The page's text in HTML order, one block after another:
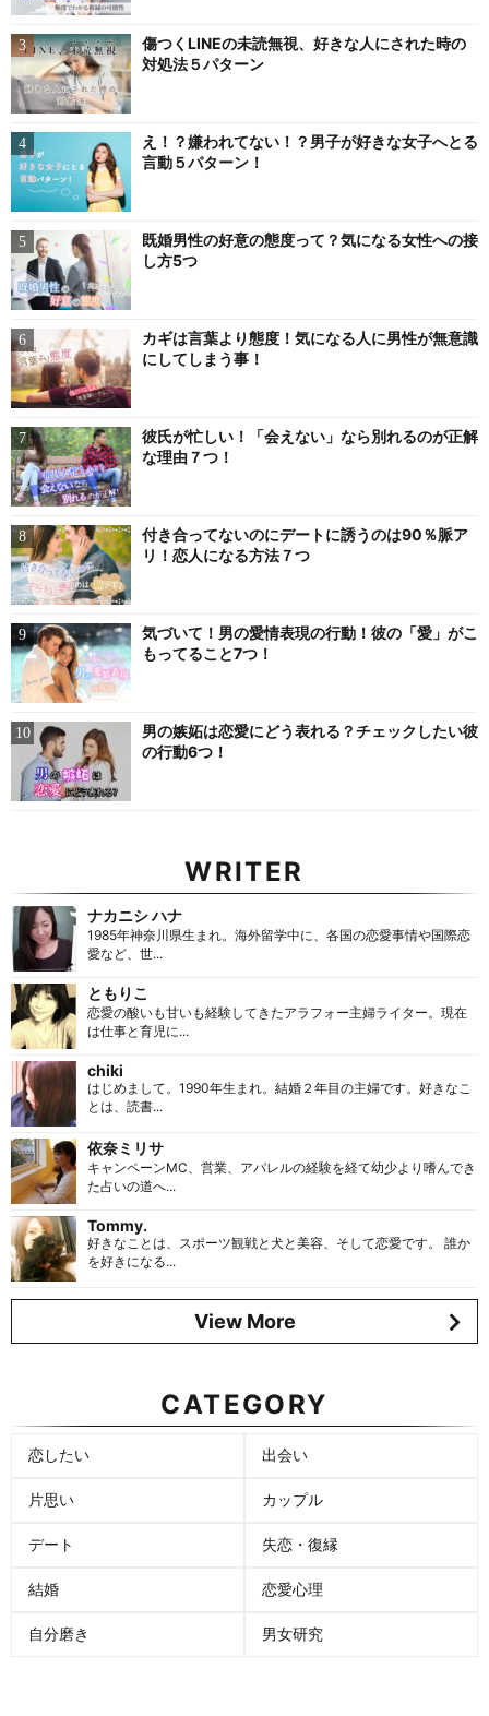
傷つくLINEの未読無視、好きな人にされた時の
対処法５パターン
え！？嫌われてない！？男子が好きな女子へとる
言動５パターン！
既婚男性の好意の態度って？気になる女性への接
し方5つ
カギは言葉より態度！気になる人に男性が無意識
にしてしまう事！
彼氏が忙しい！「会えない」なら別れるのが正解
な理由７つ！
付き合ってないのにデートに誘うのは90％脈ア
リ！恋人になる方法７つ
気づいて！男の愛情表現の行動！彼の「愛」がこ
もってること7つ！
男の嫉妬は恋愛にどう表れる？チェックしたい彼
の行動6つ！
WRITER
ナカニシ ハナ
1985年神奈川県生まれ。海外留学中に、各国の恋愛事情や国際恋
愛など、世...
ともりこ
恋愛の酸いも甘いも経験してきたアラフォー主婦ライター。現在
は仕事と育児に...
chiki
はじめまして。1990年生まれ。結婚２年目の主婦です。好きなこ
とは、読書...
依奈ミリサ
キャンペーンMC、営業、アパレルの経験を経て幼少より嗜んでき
た占いの道へ...
Tommy.
好きなことは、スポーツ観戦と犬と美容、そして恋愛です。 誰か
を好きになる...
View More
CATEGORY
恋したい 出会い
片思い カップル
デート 失恋・復縁
結婚 恋愛心理
自分磨き 男女研究